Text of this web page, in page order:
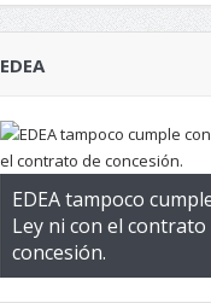
EDEA
EDEA tampoco
Ley ni con el contrato
concesión.